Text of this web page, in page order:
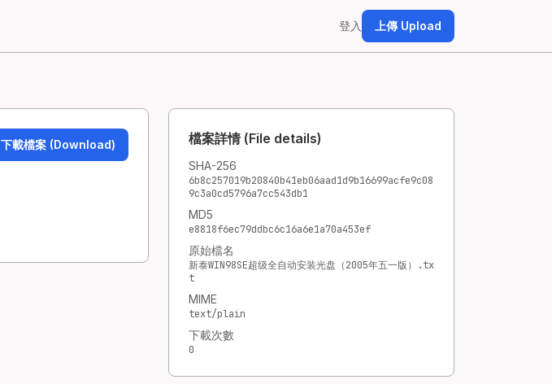
登入 上傳 Upload
下載檔案 (Download) 檔案詳情 (File details)
SHA-256
6b8c257019b20840b41eb06aad1d9b16699acfe9c08
9c3a0cd5796a7cc543db1
MD5
e8818f6ec79ddbc6c16a6e1a70a453ef
原始檔名
新泰WIN98SE超级全自动安装光盘（2005年五一版）.tx
t
MIME
text/plain
下載次數
0